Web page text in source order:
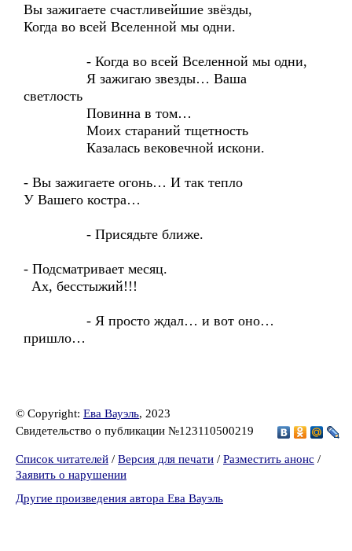
Вы зажигаете счастливейшие звёзды,
Когда во всей Вселенной мы одни.
- Когда во всей Вселенной мы одни,
Я зажигаю звезды… Ваша
светлость
Повинна в том…
Моих стараний тщетность
Казалась вековечной искони.
- Вы зажигаете огонь… И так тепло
У Вашего костра…
- Присядьте ближе.
- Подсматривает месяц.
Ах, бесстыжий!!!
- Я просто ждал… и вот оно…
пришло…
© Copyright: Ева Вауэль, 2023
Свидетельство о публикации №123110500219
Список читателей / Версия для печати / Разместить анонс /
Заявить о нарушении
Другие произведения автора Ева Вауэль